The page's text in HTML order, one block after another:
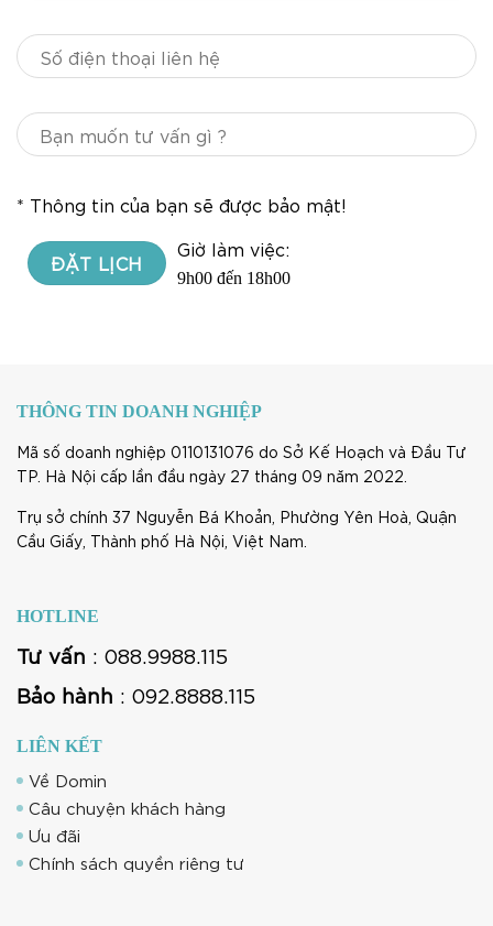
* Thông tin của bạn sẽ được bảo mật!
Giờ làm việc:
9h00 đến 18h00
THÔNG TIN DOANH NGHIỆP
Mã số doanh nghiệp 0110131076 do Sở Kế Hoạch và Đầu Tư
TP. Hà Nội cấp lần đầu ngày 27 tháng 09 năm 2022.
Trụ sở chính 37 Nguyễn Bá Khoản, Phường Yên Hoà, Quận
Cầu Giấy, Thành phố Hà Nội, Việt Nam.
HOTLINE
Tư vấn : 088.9988.115
Bảo hành : 092.8888.115
LIÊN KẾT
Về Domin
Câu chuyện khách hàng
Ưu đãi
Chính sách quyền riêng tư